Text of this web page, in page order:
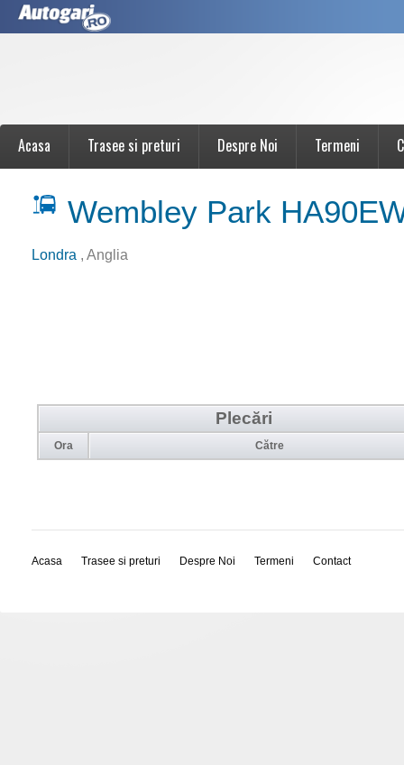
Acasa Trasee si preturi Despre Noi Termeni
Wembley Park
Londra , Anglia
Plecări
Ora Către
Acasa Trasee si preturi Despre Noi Termeni Contact